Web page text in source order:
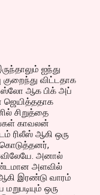
ஐந்து
குறைந்து விட்டதாக
ஸ்லோ ஆக பிக் அப்
ஜெயித்ததாக
சிறுத்தை
காவலன்
ரிலீஸ் ஆகி ஒரு
அனால்
அளவில்
ஆகி இரண்டு வாரம்
ஒரு